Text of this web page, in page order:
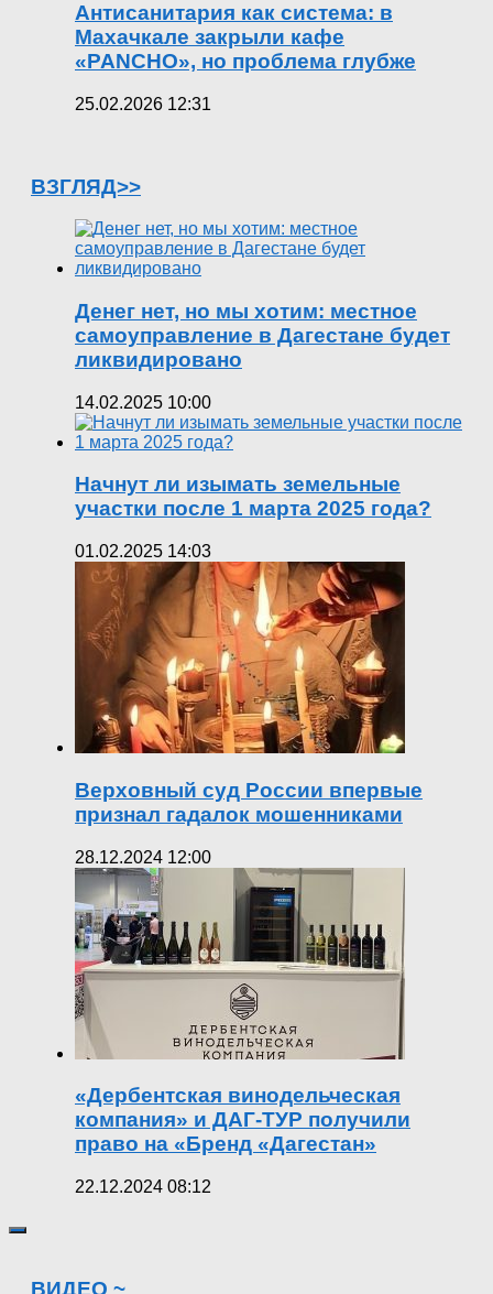
Антисанитария как система: в
Махачкале закрыли кафе
«PANCHO», но проблема глубже
25.02.2026 12:31
ВЗГЛЯД>>
Денег нет, но мы хотим: местное
самоуправление в Дагестане будет
ликвидировано
14.02.2025 10:00
Начнут ли изымать земельные
участки после 1 марта 2025 года?
01.02.2025 14:03
Верховный суд России впервые
признал гадалок мошенниками
28.12.2024 12:00
«Дербентская винодельческая
компания» и ДАГ-ТУР получили
право на «Бренд «Дагестан»
22.12.2024 08:12
ВИДЕО ~